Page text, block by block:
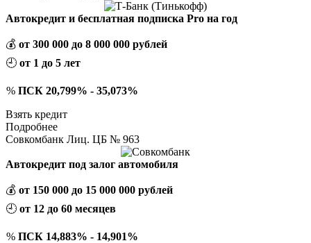
Автокредит и бесплатная подписка Pro на год
💰 от 300 000 до 8 000 000 рублей
🕘 от 1 до 5 лет
% ПСК 20,799% - 35,073%
Взять кредит
Подробнее
Совкомбанк Лиц. ЦБ № 963
Автокредит под залог автомобиля
💰 от 150 000 до 15 000 000 рублей
🕘 от 12 до 60 месяцев
% ПСК 14,883% - 14,901%